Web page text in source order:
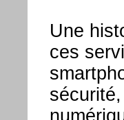
Une
ces